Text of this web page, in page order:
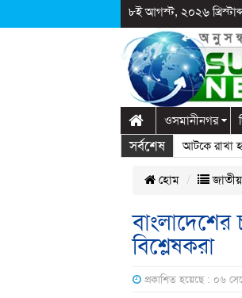
৮ই আগস্ট, ২০২৬
ওসমানীনগর
সর্বশেষ
স্কুলে দুপ্রক’র অনুষ্ঠান: ছুটির পরও আটকে রাখা হল
হোম জাতীয়
বিশ্লেষকরা
প্রকাশিত হয়েছে : ০৬